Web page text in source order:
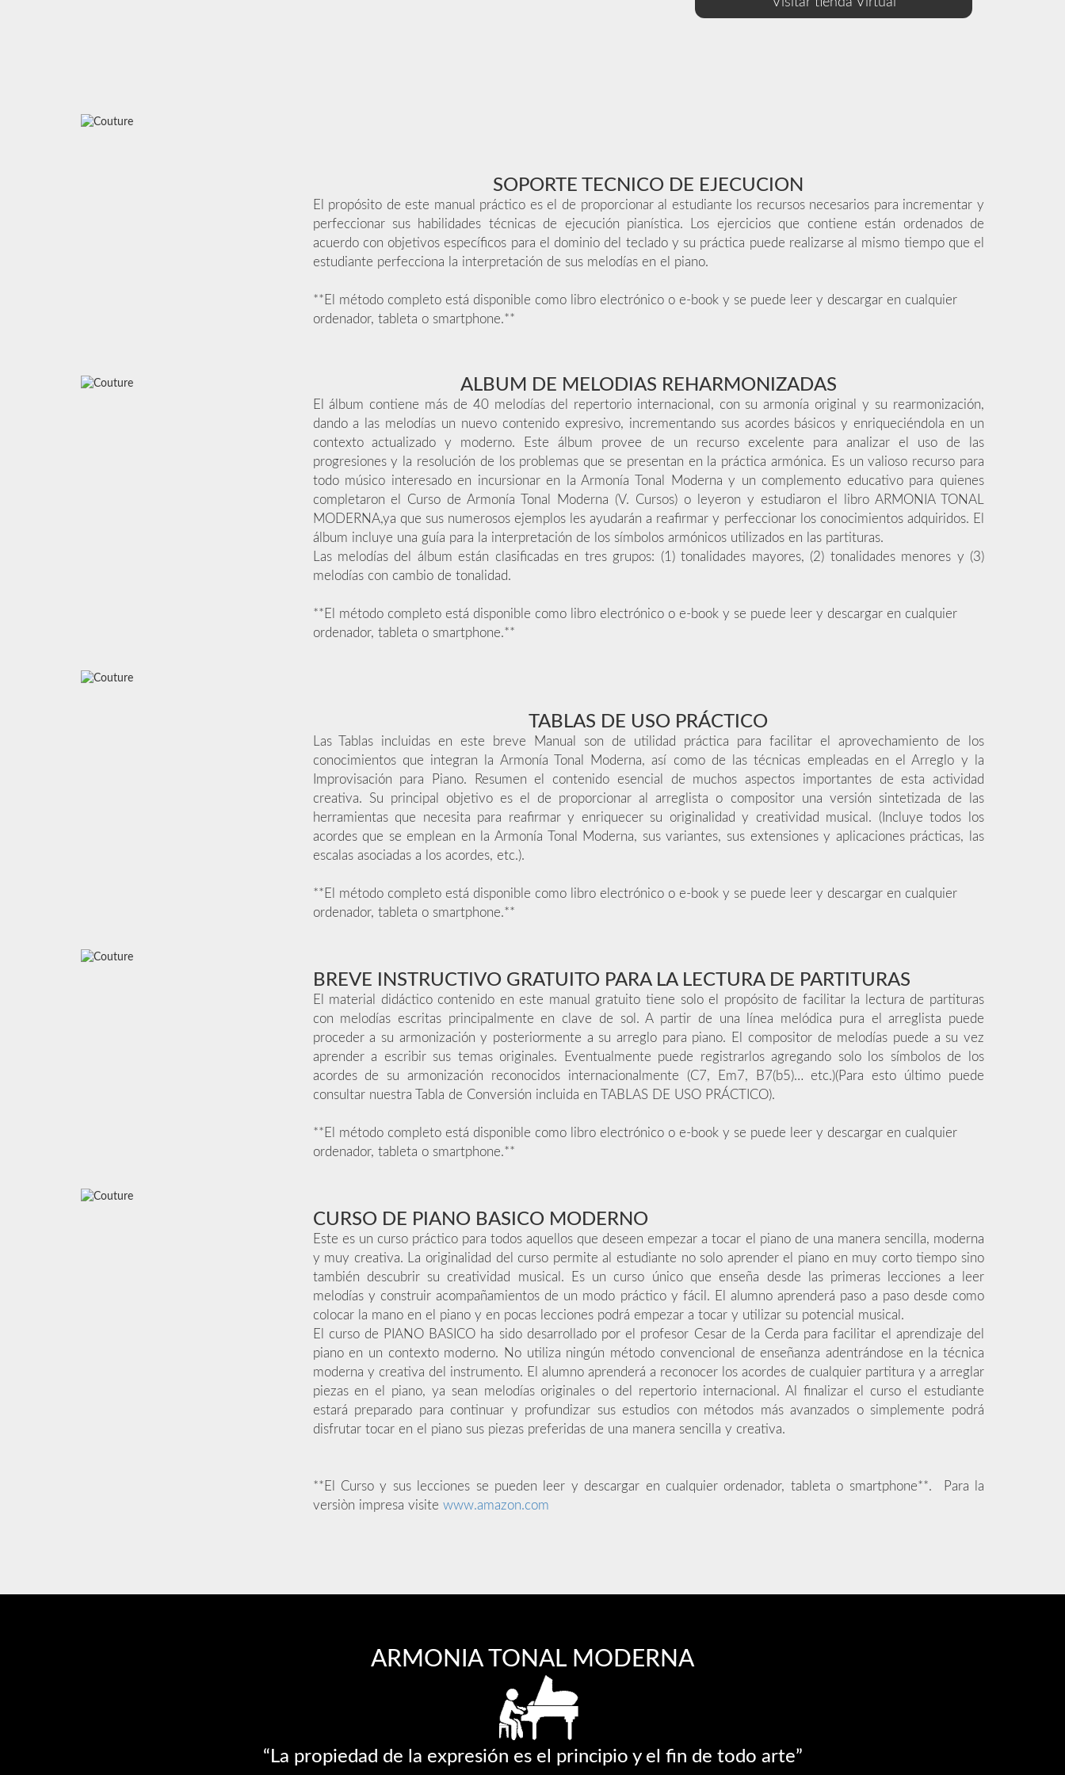
SOPORTE TECNICO DE EJECUCION
El propósito de este manual práctico es el de proporcionar al estudiante los recursos necesarios para incrementar y
perfeccionar sus habilidades técnicas de ejecución pianística. Los ejercicios que contiene están ordenados de
acuerdo con objetivos específicos para el dominio del teclado y su práctica puede realizarse al mismo tiempo que el
estudiante perfecciona la interpretación de sus melodías en el piano.
**El método completo está disponible como libro electrónico o e-book y se puede leer y descargar en cualquier
ordenador, tableta o smartphone.**
ALBUM DE MELODIAS REHARMONIZADAS
El álbum contiene más de 40 melodías del repertorio internacional, con su armonía original y su rearmonización,
dando a las melodías un nuevo contenido expresivo, incrementando sus acordes básicos y enriqueciéndola en un
contexto actualizado y moderno. Este álbum provee de un recurso excelente para analizar el uso de las
progresiones y la resolución de los problemas que se presentan en la práctica armónica. Es un valioso recurso para
todo músico interesado en incursionar en la Armonía Tonal Moderna y un complemento educativo para quienes
completaron el Curso de Armonía Tonal Moderna (V. Cursos) o leyeron y estudiaron el libro ARMONIA TONAL
MODERNA,ya que sus numerosos ejemplos les ayudarán a reafirmar y perfeccionar los conocimientos adquiridos. El
álbum incluye una guía para la interpretación de los símbolos armónicos utilizados en las partituras.
Las melodías del álbum están clasificadas en tres grupos: (1) tonalidades mayores, (2) tonalidades menores y (3)
melodías con cambio de tonalidad.
**El método completo está disponible como libro electrónico o e-book y se puede leer y descargar en cualquier
ordenador, tableta o smartphone.**
TABLAS DE USO PRÁCTICO
Las Tablas incluidas en este breve Manual son de utilidad práctica para facilitar el aprovechamiento de los
conocimientos que integran la Armonía Tonal Moderna, así como de las técnicas empleadas en el Arreglo y la
Improvisación para Piano. Resumen el contenido esencial de muchos aspectos importantes de esta actividad
creativa. Su principal objetivo es el de proporcionar al arreglista o compositor una versión sintetizada de las
herramientas que necesita para reafirmar y enriquecer su originalidad y creatividad musical. (Incluye todos los
acordes que se emplean en la Armonía Tonal Moderna, sus variantes, sus extensiones y aplicaciones prácticas, las
escalas asociadas a los acordes, etc.).
**El método completo está disponible como libro electrónico o e-book y se puede leer y descargar en cualquier
ordenador, tableta o smartphone.**
BREVE INSTRUCTIVO GRATUITO PARA LA LECTURA DE PARTITURAS
El material didáctico contenido en este manual gratuito tiene solo el propósito de facilitar la lectura de partituras
con melodías escritas principalmente en clave de sol. A partir de una línea melódica pura el arreglista puede
proceder a su armonización y posteriormente a su arreglo para piano. El compositor de melodías puede a su vez
aprender a escribir sus temas originales. Eventualmente puede registrarlos agregando solo los símbolos de los
acordes de su armonización reconocidos internacionalmente (C7, Em7, B7(b5)… etc.)(Para esto último puede
consultar nuestra Tabla de Conversión incluida en TABLAS DE USO PRÁCTICO).
**El método completo está disponible como libro electrónico o e-book y se puede leer y descargar en cualquier
ordenador, tableta o smartphone.**
CURSO DE PIANO BASICO MODERNO
Este es un curso práctico para todos aquellos que deseen empezar a tocar el piano de una manera sencilla, moderna
y muy creativa. La originalidad del curso permite al estudiante no solo aprender el piano en muy corto tiempo sino
también descubrir su creatividad musical. Es un curso único que enseña desde las primeras lecciones a leer
melodías y construir acompañamientos de un modo práctico y fácil. El alumno aprenderá paso a paso desde como
colocar la mano en el piano y en pocas lecciones podrá empezar a tocar y utilizar su potencial musical.
El curso de PIANO BASICO ha sido desarrollado por el profesor Cesar de la Cerda para facilitar el aprendizaje del
piano en un contexto moderno. No utiliza ningún método convencional de enseñanza adentrándose en la técnica
moderna y creativa del instrumento. El alumno aprenderá a reconocer los acordes de cualquier partitura y a arreglar
piezas en el piano, ya sean melodías originales o del repertorio internacional. Al finalizar el curso el estudiante
estará preparado para continuar y profundizar sus estudios con métodos más avanzados o simplemente podrá
disfrutar tocar en el piano sus piezas preferidas de una manera sencilla y creativa.
**El Curso y sus lecciones se pueden leer y descargar en cualquier ordenador, tableta o smartphone**. Para la
versiòn impresa visite www.amazon.com
ARMONIA TONAL MODERNA
“La propiedad de la expresión es el principio y el fin de todo arte”